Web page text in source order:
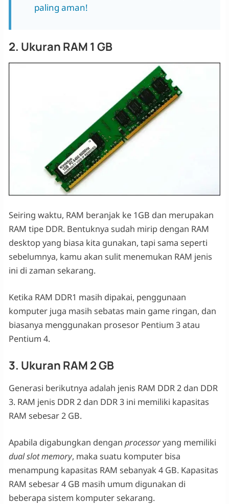
paling aman!
2. Ukuran RAM 1 GB
Seiring waktu, RAM beranjak ke 1GB dan merupakan
RAM tipe DDR. Bentuknya sudah mirip dengan RAM
desktop yang biasa kita gunakan, tapi sama seperti
sebelumnya, kamu akan sulit menemukan RAM jenis
ini di zaman sekarang.
Ketika RAM DDR1 masih dipakai, penggunaan
komputer juga masih sebatas main game ringan, dan
biasanya menggunakan prosesor Pentium 3 atau
Pentium 4.
3. Ukuran RAM 2 GB
Generasi berikutnya adalah jenis RAM DDR 2 dan DDR
3. RAM jenis DDR 2 dan DDR 3 ini memiliki kapasitas
RAM sebesar 2 GB.
Apabila digabungkan dengan processoryang memiliki
dualslotmemory, maka suatu komputer bisa
menampung kapasitas RAM sebanyak 4 GB. Kapasitas
RAM sebesar 4 GB masih umum digunakan di
beberapa sistem komputer sekarang.